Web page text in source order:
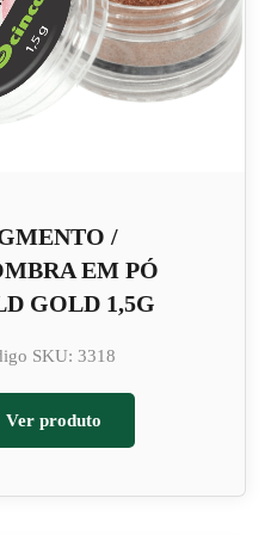
/
EM PÓ
GOLD 1,5G
SKU: 3318
Ver produto